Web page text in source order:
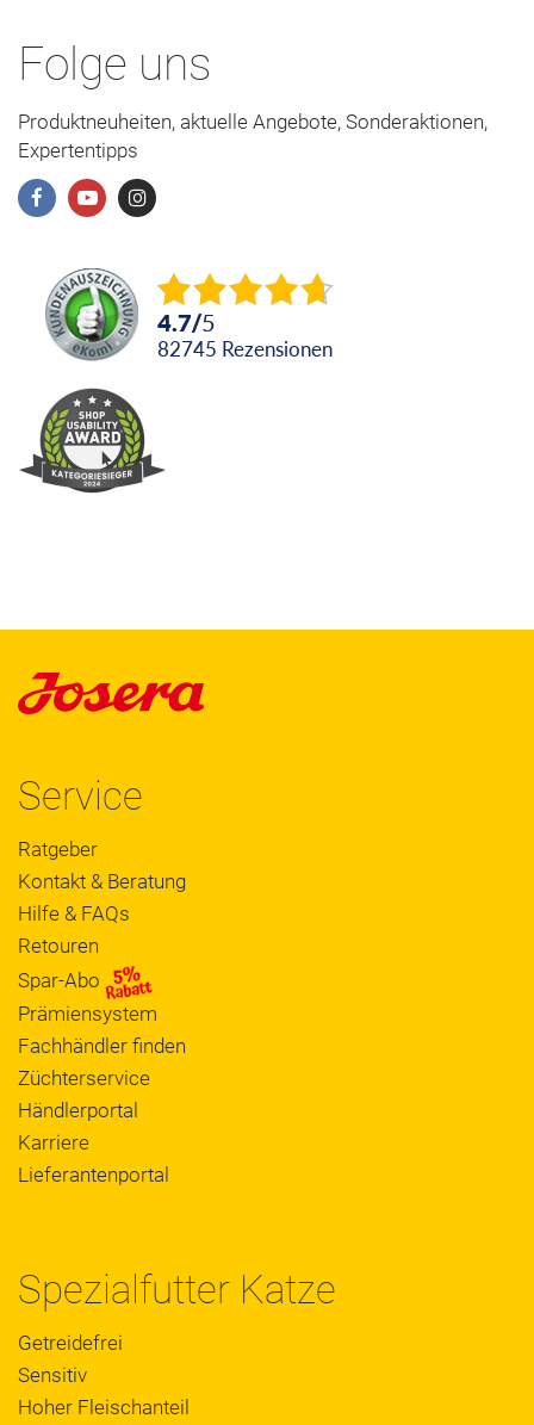
Folge uns
Produktneuheiten, aktuelle Angebote, Sonderaktionen,
Expertentipps
4.7/5
82745 Rezensionen
Service
Ratgeber
Kontakt & Beratung
Hilfe & FAQs
Retouren
Spar-Abo
Prämiensystem
Fachhändler finden
Züchterservice
Händlerportal
Karriere
Lieferantenportal
Spezialfutter Katze
Getreidefrei
Sensitiv
Hoher Fleischanteil